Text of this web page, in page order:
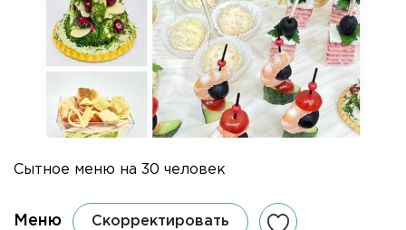
Сытное меню на 30 человек
Меню Скорректировать